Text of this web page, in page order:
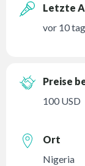
Letzte
vor 10
Preise
100 USD
Ort
Nigeria